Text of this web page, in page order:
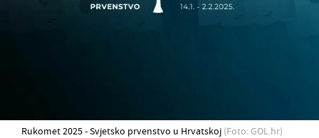
Rukomet 2025 - Svjetsko prvenstvo u Hrvatskoj (Foto: GOL.hr)